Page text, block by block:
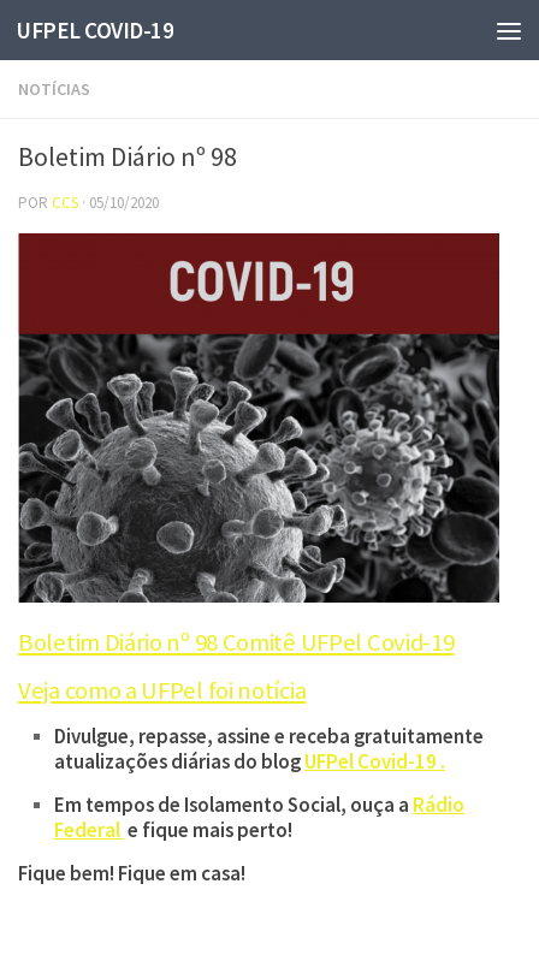
Skip to content
UFPEL COVID-19
NOTÍCIAS
Boletim Diário nº 98
POR CCS · 05/10/2020
Boletim Diário nº 98 Comitê UFPel Covid-19
Veja como a UFPel foi notícia
Divulgue, repasse, assine e receba gratuitamente
atualizações diárias do blogUFPel Covid-19 .
Em tempos de Isolamento Social, ouça a Rádio
Federal e fique mais perto!
Fique bem! Fique em casa!